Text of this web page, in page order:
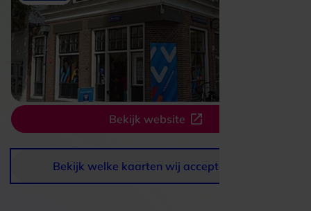
Bekijk website
Bekijk welke kaarten wij accepteren